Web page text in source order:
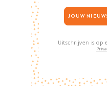
Uitschrijven is op